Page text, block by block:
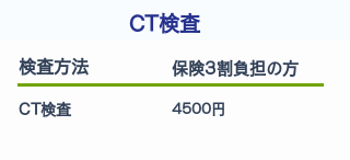
CT検査
検査方法
CT検査
保険3割負担の方
4500 円